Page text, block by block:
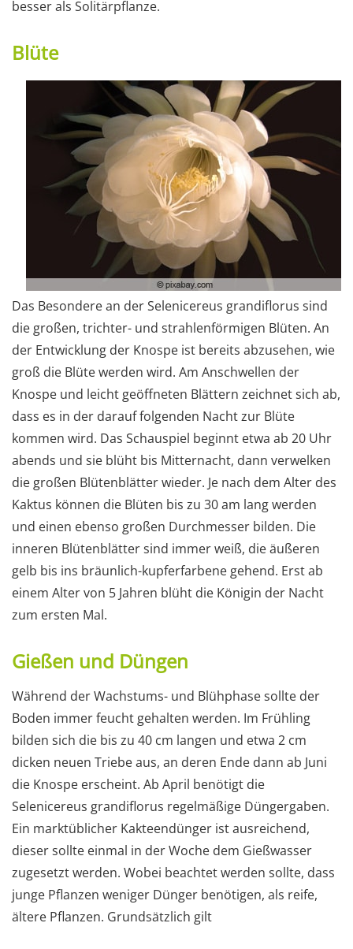
besser als Solitärpflanze.
Blüte
Das Besondere an der Selenicereus grandiflorus sind
die großen, trichter- und strahlenförmigen Blüten. An
der Entwicklung der Knospe ist bereits abzusehen, wie
groß die Blüte werden wird. Am Anschwellen der
Knospe und leicht geöffneten Blättern zeichnet sich ab,
dass es in der darauf folgenden Nacht zur Blüte
kommen wird. Das Schauspiel beginnt etwa ab 20 Uhr
abends und sie blüht bis Mitternacht, dann verwelken
die großen Blütenblätter wieder. Je nach dem Alter des
Kaktus können die Blüten bis zu 30 am lang werden
und einen ebenso großen Durchmesser bilden. Die
inneren Blütenblätter sind immer weiß, die äußeren
gelb bis ins bräunlich-kupferfarbene gehend. Erst ab
einem Alter von 5 Jahren blüht die Königin der Nacht
zum ersten Mal.
Gießen und Düngen
Während der Wachstums- und Blühphase sollte der
Boden immer feucht gehalten werden. Im Frühling
bilden sich die bis zu 40 cm langen und etwa 2 cm
dicken neuen Triebe aus, an deren Ende dann ab Juni
die Knospe erscheint. Ab April benötigt die
Selenicereus grandiflorus regelmäßige Düngergaben.
Ein marktüblicher Kakteendünger ist ausreichend,
dieser sollte einmal in der Woche dem Gießwasser
zugesetzt werden. Wobei beachtet werden sollte, dass
junge Pflanzen weniger Dünger benötigen, als reife,
ältere Pflanzen. Grundsätzlich gilt